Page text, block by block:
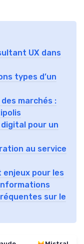
UX dans
types d’un
marchés :
pour un
au service
pour les
sur le